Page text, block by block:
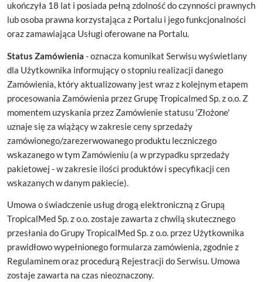
ukończyła 18 lat i posiada pełną zdolność do czynności prawnych
lub osoba prawna korzystająca z Portalu i jego funkcjonalności
oraz zamawiająca Usługi oferowane na Portalu.
Status Zamówienia - oznacza komunikat Serwisu wyświetlany
dla Użytkownika informujący o stopniu realizacji danego
Zamówienia, który aktualizowany jest wraz z kolejnym etapem
procesowania Zamówienia przez Grupę Tropicalmed Sp. z o.o. Z
momentem uzyskania przez Zamówienie statusu 'Złożone'
uznaje się za wiążący w zakresie ceny sprzedaży
zamówionego/zarezerwowanego produktu leczniczego
wskazanego w tym Zamówieniu (a w przypadku sprzedaży
pakietowej - w zakresie ilości produktów i specyfikacji cen
wskazanych w danym pakiecie).
Umowa o świadczenie usług drogą elektroniczną z Grupą
TropicalMed Sp. z o.o. zostaje zawarta z chwilą skutecznego
przesłania do Grupy TropicalMed Sp. z o.o. przez Użytkownika
prawidłowo wypełnionego formularza zamówienia, zgodnie z
Regulaminem oraz procedurą Rejestracji do Serwisu. Umowa
zostaje zawarta na czas nieoznaczony.